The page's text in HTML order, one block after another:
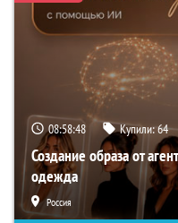
08:58:47 Купили:64
Создание образа от
одежда
Россия